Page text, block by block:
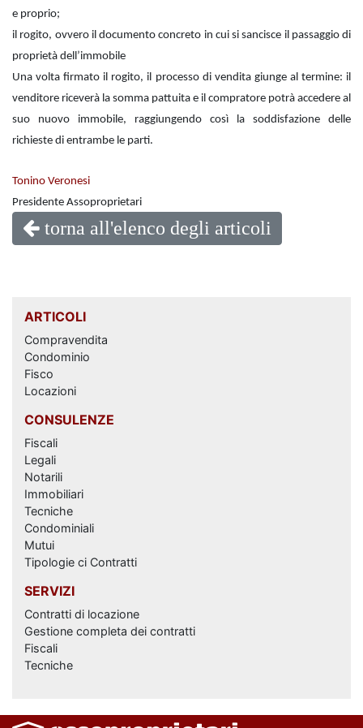
e proprio;
il rogito, ovvero il documento concreto in cui si sancisce il passaggio di
proprietà dell’immobile
Una volta firmato il rogito, il processo di vendita giunge al termine: il
venditore riceverà la somma pattuita e il compratore potrà accedere al
suo nuovo immobile, raggiungendo così la soddisfazione delle
richieste di entrambe le parti.
Tonino Veronesi
Presidente Assoproprietari
torna all'elenco degli articoli
ARTICOLI
Compravendita
Condominio
Fisco
Locazioni
CONSULENZE
Fiscali
Legali
Notarili
Immobiliari
Tecniche
Condominiali
Mutui
Tipologie ci Contratti
SERVIZI
Contratti di locazione
Gestione completa dei contratti
Fiscali
Tecniche